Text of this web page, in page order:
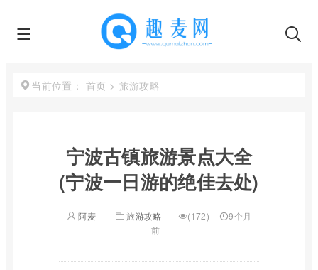
当前位置： 首页 > 旅游攻略
宁波古镇旅游景点大全
(宁波一日游的绝佳去处)
阿麦 旅游攻略 (172)
9个月
前